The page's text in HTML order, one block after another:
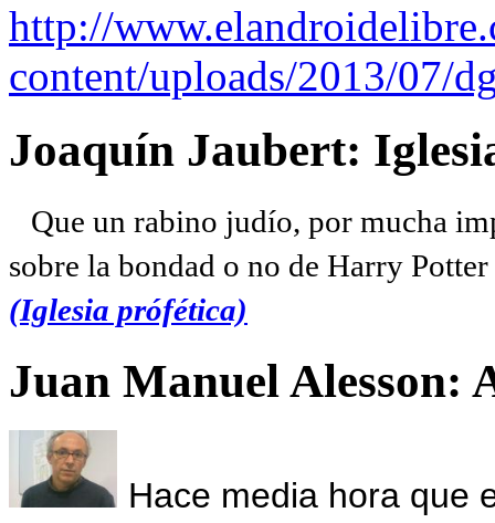
http://
content/uploads/2013/07/
Joaquín Jaubert:
Que un rabino judío, por mucha
sobre la bondad o no de Harry
(Iglesia prófética)
Juan Manuel Alesson:
Hace media hora que